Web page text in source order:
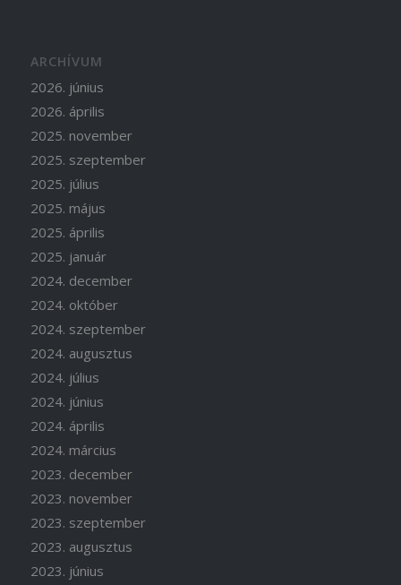
ARCHÍVUM
2026. június
2026. április
2025. november
2025. szeptember
2025. július
2025. május
2025. április
2025. január
2024. december
2024. október
2024. szeptember
2024. augusztus
2024. július
2024. június
2024. április
2024. március
2023. december
2023. november
2023. szeptember
2023. augusztus
2023. június